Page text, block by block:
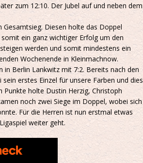
zum 12:10. Der Jubel auf und neben dem
Diesen holte das Doppel
ein ganz wichtiger Erfolg um den
werden und somit mindestens ein
Wochenende in Kleinmachnow.
Berlin Lankwitz mit 7:2. Bereits nach den
erstes Einzel für unsere Farben und dies
holte Dustin Herzig, Christoph
noch zwei Siege im Doppel, wobei sich
Für die Herren ist nun erstmal etwas
weiter geht.